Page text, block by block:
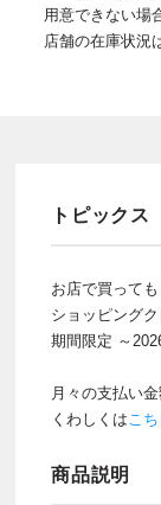
用意できない場
店舗の在庫状況
トピックス
お店で買って
ショッピング
期間限定 ～
月々の支払い
くわしくはこ
商品説明